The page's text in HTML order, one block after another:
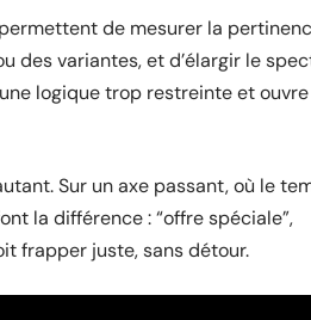
de mesurer la
des variantes, et d’élargir le
logique trop restreinte et
Sur un axe passant, où le
la différence : “offre spéciale”,
frapper juste, sans détour.